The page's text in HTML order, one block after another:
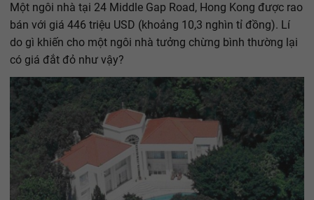
Một ngôi nhà tại 24 Middle Gap Road, Hong Kong được rao
bán với giá 446 triệu USD (khoảng 10,3 nghìn tỉ đồng). Lí
do gì khiến cho một ngôi nhà tưởng chừng bình thường lại
có giá đắt đỏ như vậy?